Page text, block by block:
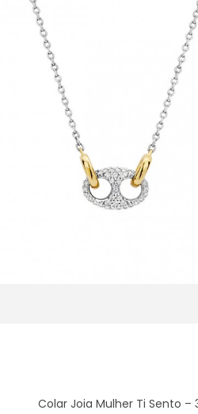
Colar Joia Mulher Ti Sento –